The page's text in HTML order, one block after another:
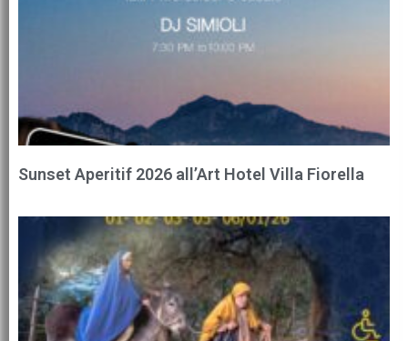
Sunset Aperitif 2026 all’Art Hotel Villa Fiorella